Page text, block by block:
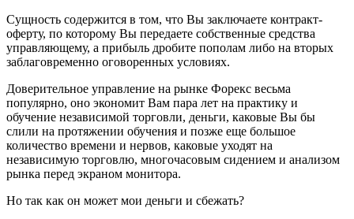
Сущность содержится в том, что Вы заключаете контракт-
оферту, по которому Вы передаете собственные средства
управляющему, а прибыль дробите пополам либо на вторых
заблаговременно оговоренных условиях.
Доверительное управление на рынке Форекс весьма
популярно, оно экономит Вам пара лет на практику и
обучение независимой торговли, деньги, каковые Вы бы
слили на протяжении обучения и позже еще большое
количество времени и нервов, каковые уходят на
независимую торговлю, многочасовым сидением и анализом
рынка перед экраном монитора.
Но так как он может мои деньги и сбежать?